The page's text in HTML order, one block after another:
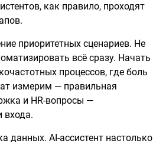
как правило, проходят
приоритетных сценариев. Не
всё сразу. Начать
процессов, где боль
измерим — правильная
и HR-вопросы —
входа.
данных. AI-ассистент настолько